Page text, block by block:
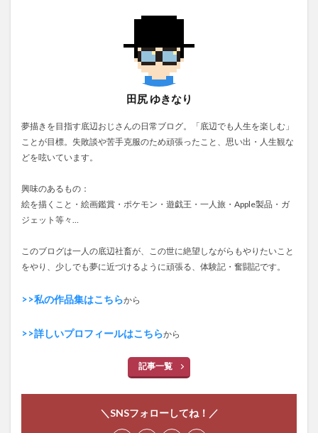
田尻 ゆきなり
夢描きを目指す底辺おじさんの日常ブログ。「底辺でも人生を楽しむ」
ことが目標。失敗談や苦手克服のため頑張ったこと、思い出・人生観な
どを呟いています。
興味のあるもの：
絵を描くこと・絵画鑑賞・ポケモン・遊戯王・一人旅・Apple製品・ガ
ジェット等々…
このブログは一人の底辺社畜が、この世に絶望しながらもやりたいこと
をやり、少しでも夢に近づけるように頑張る、体験記・奮闘記です。
>>私の作品集はこちらから
>>詳しいプロフィールはこちらから
記事一覧
＼SNSフォローしてね！／